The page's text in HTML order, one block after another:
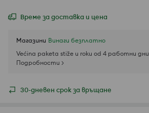
Време за доставка и цена
Магазини Винаги безплатно
Većina paketa stiže u roku od 4 работни дни
Подробности >
30-дневен срок за връщане